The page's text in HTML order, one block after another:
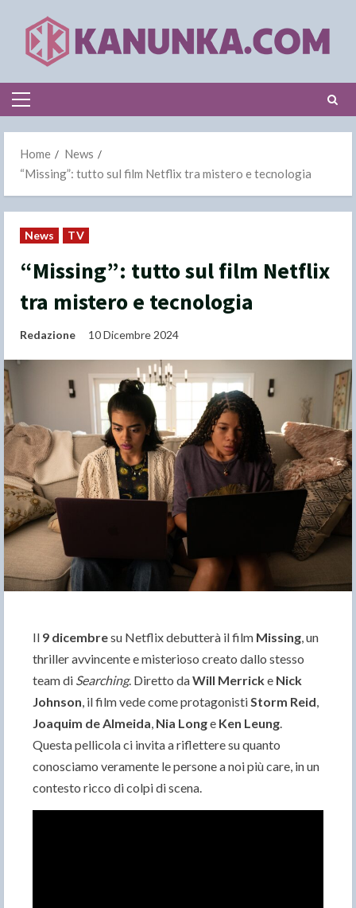
content
Primary
Home
News
“Missing”: tutto sul film Netflix tra mistero e tecnologia
News TV
“Missing”: tutto sul film Netflix
tra mistero e tecnologia
Redazione 10 Dicembre 2024
Il 9 dicembresu Netflix debutterà il film Missing, un
thriller avvincente e misterioso creato dallo stesso
team di Searching. Diretto daWill Merricke Nick
Johnson, il film vede come protagonistiStorm Reid,
Joaquim de Almeida, Nia Longe Ken Leung.
Questa pellicola ci invita a riflettere su quanto
conosciamo veramente le persone a noi più care, in un
contesto ricco di colpi di scena.